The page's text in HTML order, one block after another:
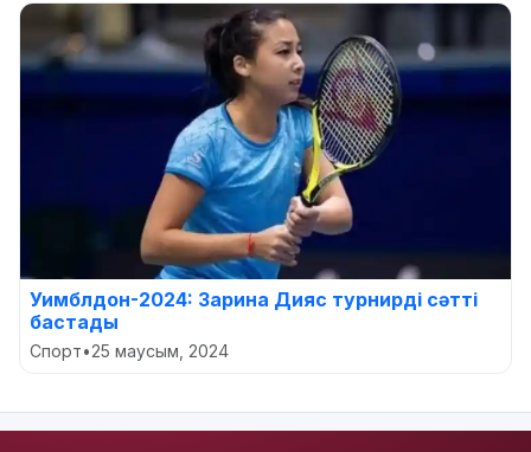
Уимблдон-2024: Зарина Дияс турнирді сәтті
бастады
Спорт•25 маусым, 2024